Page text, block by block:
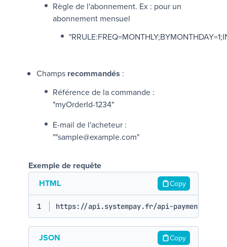
Règle de l'abonnement. Ex : pour un
abonnement mensuel
Champs recommandés :
Référence de la commande :
"myOrderId-1234"
E-mail de l'acheteur :
""sample@example.com"
Exemple de requête
HTML
Copy
1 https://api.systempay.fr/api-payment/V4/
JSON Copy